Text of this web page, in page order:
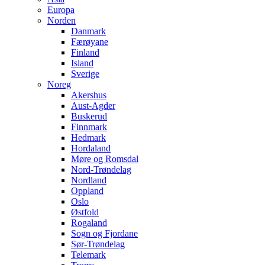
Europa
Norden
Danmark
Færøyane
Finland
Island
Sverige
Noreg
Akershus
Aust-Agder
Buskerud
Finnmark
Hedmark
Hordaland
Møre og Romsdal
Nord-Trøndelag
Nordland
Oppland
Oslo
Østfold
Rogaland
Sogn og Fjordane
Sør-Trøndelag
Telemark